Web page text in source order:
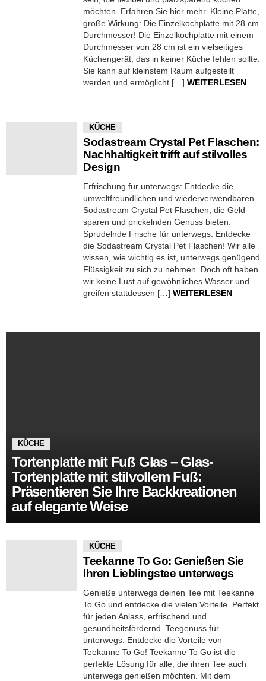
möchten. Erfahren Sie hier mehr. Kleine Platte,
große Wirkung: Die Einzelkochplatte mit 28 cm
Durchmesser! Die Einzelkochplatte mit einem
Durchmesser von 28 cm ist ein vielseitiges
Küchengerät, das in keiner Küche fehlen sollte.
Sie kann auf kleinstem Raum aufgestellt
werden und ermöglicht […] WEITERLESEN
KÜCHE
Sodastream Crystal Pet Flaschen:
Nachhaltigkeit trifft auf stilvolles
Design
Erfrischung für unterwegs: Entdecke die
umweltfreundlichen und wiederverwendbaren
Sodastream Crystal Pet Flaschen, die Geld
sparen und prickelnden Genuss bieten.
Sprudelnde Frische für unterwegs: Entdecke
die Sodastream Crystal Pet Flaschen! Wir alle
wissen, wie wichtig es ist, unterwegs genügend
Flüssigkeit zu sich zu nehmen. Doch oft haben
wir keine Lust auf gewöhnliches Wasser und
greifen stattdessen […] WEITERLESEN
KÜCHE
Tortenplatte mit Fuß Glas – Glas-
Tortenplatte mit stilvollem Fuß:
Präsentieren Sie Ihre Backkreationen
auf elegante Weise
KÜCHE
Teekanne To Go: Genießen Sie
Ihren Lieblingstee unterwegs
Genieße unterwegs deinen Tee mit Teekanne
To Go und entdecke die vielen Vorteile. Perfekt
für jeden Anlass, erfrischend und
gesundheitsfördernd. Teegenuss für
unterwegs: Entdecke die Vorteile von
Teekanne To Go! Teekanne To Go ist die
perfekte Lösung für alle, die ihren Tee auch
unterwegs genießen möchten. Mit dem